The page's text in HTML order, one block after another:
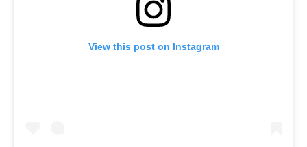
View this post on Instagram